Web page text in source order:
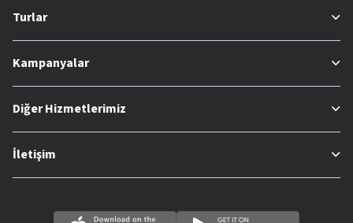
Turlar
Kampanyalar
Diğer Hizmetlerimiz
İletişim